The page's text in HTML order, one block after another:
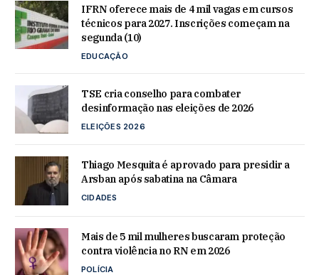
IFRN oferece mais de 4 mil vagas em cursos
técnicos para 2027. Inscrições começam na
segunda (10)
EDUCAÇÃO
TSE cria conselho para combater
desinformação nas eleições de 2026
ELEIÇÕES 2026
Thiago Mesquita é aprovado para presidir a
Arsban após sabatina na Câmara
CIDADES
Mais de 5 mil mulheres buscaram proteção
contra violência no RN em 2026
POLÍCIA